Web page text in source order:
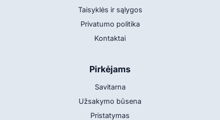
Taisyklės ir sąlygos
Privatumo politika
Kontaktai
Pirkėjams
Savitarna
Užsakymo būsena
Pristatymas